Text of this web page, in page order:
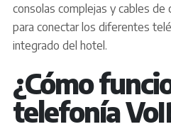
consolas complejas y cables de
para conectar los diferentes
integrado del hotel.
¿Cómo
telefonía